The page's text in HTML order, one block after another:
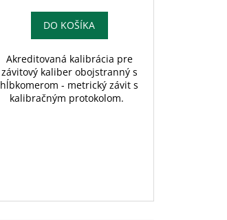
DO KOŠÍKA
Akreditovaná kalibrácia pre
závitový kaliber obojstranný s
hĺbkomerom - metrický závit s
kalibračným protokolom.